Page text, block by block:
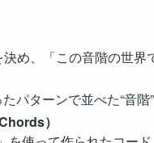
め、「この音階の世界
パターンで並べた“音階”
）